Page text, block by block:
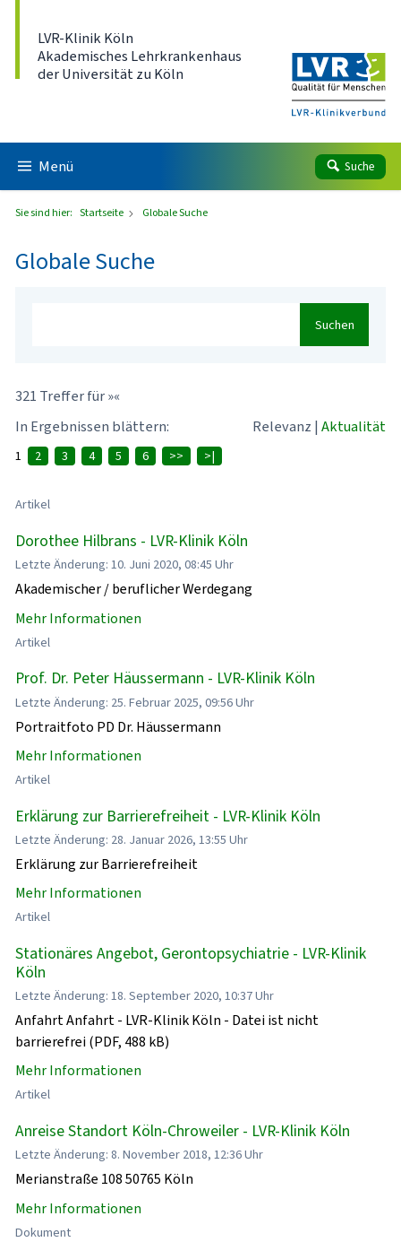
LVR-Klinik Köln
Akademisches Lehrkrankenhaus
der Universität zu Köln
Menü Suche
Sie sind hier: Startseite Globale Suche
Globale Suche
Suchen
321 Treffer für »«
In Ergebnissen blättern:
Relevanz | Aktualität
1 2 3 4 5 6 >> >|
Artikel
Dorothee Hilbrans - LVR-Klinik Köln
Letzte Änderung: 10. Juni 2020, 08:45 Uhr
Akademischer / beruflicher Werdegang
Mehr Informationen
Artikel
Prof. Dr. Peter Häussermann - LVR-Klinik Köln
Letzte Änderung: 25. Februar 2025, 09:56 Uhr
Portraitfoto PD Dr. Häussermann
Mehr Informationen
Artikel
Erklärung zur Barrierefreiheit - LVR-Klinik Köln
Letzte Änderung: 28. Januar 2026, 13:55 Uhr
Erklärung zur Barrierefreiheit
Mehr Informationen
Artikel
Stationäres Angebot, Gerontopsychiatrie - LVR-Klinik
Köln
Letzte Änderung: 18. September 2020, 10:37 Uhr
Anfahrt Anfahrt - LVR-Klinik Köln - Datei ist nicht
barrierefrei (PDF, 488 kB)
Mehr Informationen
Artikel
Anreise Standort Köln-Chroweiler - LVR-Klinik Köln
Letzte Änderung: 8. November 2018, 12:36 Uhr
Merianstraße 108 50765 Köln
Mehr Informationen
Dokument